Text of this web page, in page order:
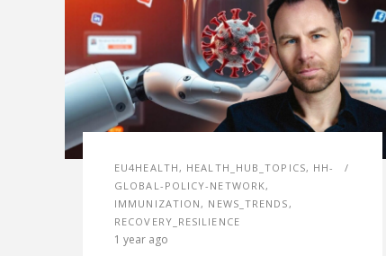
EU4HEALTH, HEALTH_HUB_TOPICS, HH-
GLOBAL-POLICY-NETWORK,
IMMUNIZATION, NEWS_TRENDS,
RECOVERY_RESILIENCE
1 year ago